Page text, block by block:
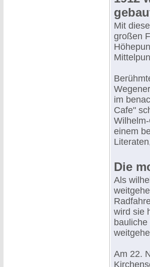
Mit
großen
im
Cafe"
einem
Die
Als
wird sie
Am 22.